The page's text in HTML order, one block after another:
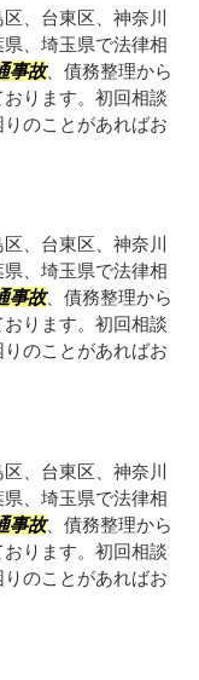
、台東区、神奈川
、埼玉県で法律相
事故、債務整理から
ります。初回相談
のことがあればお
、台東区、神奈川
、埼玉県で法律相
事故、債務整理から
ります。初回相談
のことがあればお
、台東区、神奈川
、埼玉県で法律相
事故、債務整理から
ります。初回相談
のことがあればお